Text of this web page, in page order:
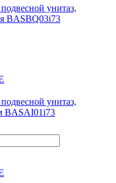
унитаз,
BASBQ03i73
унитаз,
BASAI01i73